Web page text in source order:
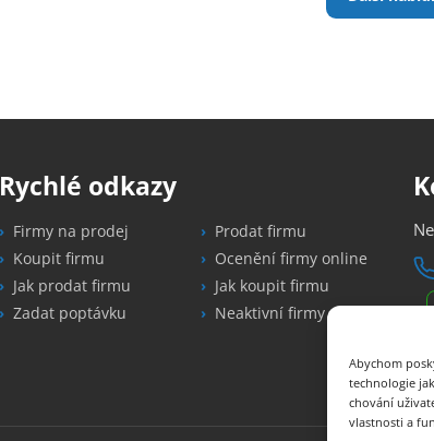
Abychom
technologie
chování
vlastnosti a
Rychlé odkazy
Firmy na prodej
Prodat firmu
Koupit firmu
Ocenění firmy online
Jak prodat firmu
Jak koupit firmu
Zadat poptávku
Neaktivní firmy